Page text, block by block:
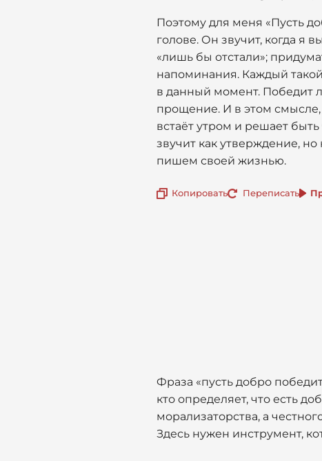
Поэтому для меня «Пусть
голове. Он звучит, когда я
«лишь бы отстали»;
напоминания. Каждый
в данный момент. Победит
прощение. И в этом смысле,
встаёт утром и решает
звучит как утверждение,
пишем своей жизнью.
Копировать Переписать
Фраза «пусть добро
кто определяет, что есть
морализаторства, а
Здесь нужен инструмент,